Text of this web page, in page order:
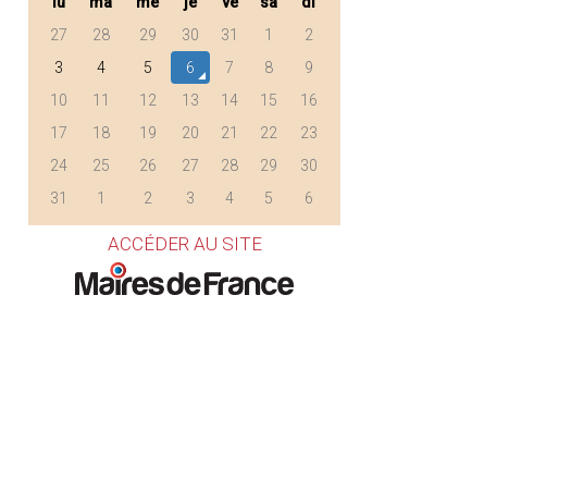
27
28 29 30 31 1
2
3
4 5 6 7 8
9
10
11 12 13 14 15
16
17
18 19 20 21 22
23
24
25 26 27 28 29
30
31
1 2 3 4 5 6
ACCÉDER AU SITE